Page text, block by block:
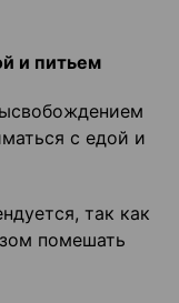
и питьем
с едой и
так как
помешать